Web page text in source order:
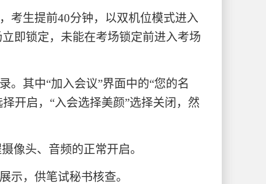
考生提前40分钟，以双机位模式进入
即锁定，未能在考场锁定前进入考场
。其中“加入会议”界面中的“您的名
开启，“入会选择美颜”选择关闭，然
像头、音频的正常开启。
示，供笔试秘书核查。